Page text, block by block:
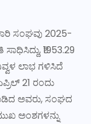
ಸಂಘವು 2025-
₹1953.29
ಲಾಭ ಗಳಿಸಿದೆ
21 ರಂದು
ಅವರು, ಸಂಘದ
ಅಂಶಗಳನ್ನು